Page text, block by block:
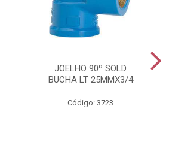
JOELHO 90º SOLD
BUCHA LT 25MMX3/4
Código: 3723